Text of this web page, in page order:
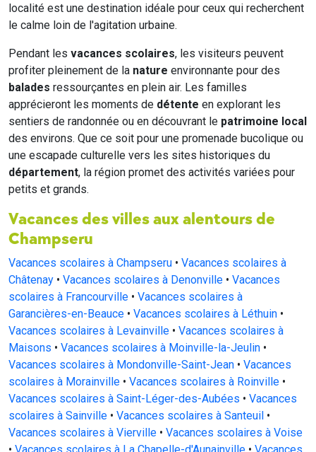
localité est une destination idéale pour ceux qui recherchent
le calme loin de l'agitation urbaine.
Pendant les vacances scolaires, les visiteurs peuvent
profiter pleinement de la nature environnante pour des
balades ressourçantes en plein air. Les familles
apprécieront les moments de détente en explorant les
sentiers de randonnée ou en découvrant le patrimoine local
des environs. Que ce soit pour une promenade bucolique ou
une escapade culturelle vers les sites historiques du
département, la région promet des activités variées pour
petits et grands.
Vacances des villes aux alentours de
Champseru
Vacances scolaires à Champseru • Vacances scolaires à
Châtenay • Vacances scolaires à Denonville • Vacances
scolaires à Francourville • Vacances scolaires à
Garancières-en-Beauce • Vacances scolaires à Léthuin •
Vacances scolaires à Levainville • Vacances scolaires à
Maisons • Vacances scolaires à Moinville-la-Jeulin •
Vacances scolaires à Mondonville-Saint-Jean • Vacances
scolaires à Morainville • Vacances scolaires à Roinville •
Vacances scolaires à Saint-Léger-des-Aubées • Vacances
scolaires à Sainville • Vacances scolaires à Santeuil •
Vacances scolaires à Vierville • Vacances scolaires à Voise